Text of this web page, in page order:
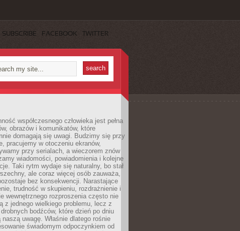
SUBSCRIBE FACEBOOK TWITTER
współczesnego człowieka jest pełna
obrazów i komunikatów, które
domagają się uwagi. Budzimy się przy
pracujemy w otoczeniu ekranów,
przy serialach, a wieczorem znów
wiadomości, powiadomienia i kolejne
Taki rytm wydaje się naturalny, bo stał
ale coraz więcej osób zauważa,
bez konsekwencji. Narastające
trudność w skupieniu, rozdrażnienie i
wewnętrznego rozproszenia często nie
z jednego wielkiego problemu, lecz z
bodźców, które dzień po dniu
naszą uwagę. Właśnie dlatego rośnie
świadomym odpoczynkiem od